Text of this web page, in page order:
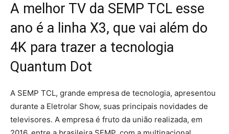
A melhor TV da SEMP TCL esse
ano é a linha X3, que vai além do
4K para trazer a tecnologia
Quantum Dot
A SEMP TCL, grande empresa de tecnologia, apresentou
durante a Eletrolar Show, suas principais novidades de
televisores. A empresa é fruto da união realizada, em